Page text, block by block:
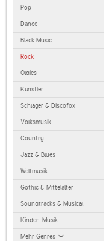
Pop
Dance
Black Music
Rock
Oldies
Künstler
Schlager & Discofox
Volksmusik
Country
Jazz & Blues
Weltmusik
Gothic & Mittelalter
Soundtracks & Musical
Kinder-Musik
Mehr Genres